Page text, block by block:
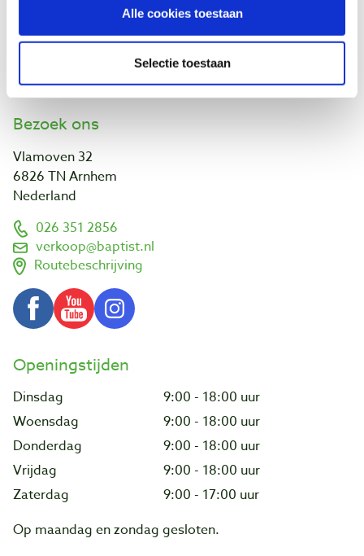
Alle cookies toestaan
Selectie toestaan
Agenda
Werk van klanten
Bezoek ons
Vlamoven 32
6826 TN Arnhem
Nederland
026 351 2856
verkoop@baptist.nl
Routebeschrijving
Openingstijden
Dinsdag
9:00 - 18:00 uur
Woensdag
9:00 - 18:00 uur
Donderdag
9:00 - 18:00 uur
Vrijdag
9:00 - 18:00 uur
Zaterdag
9:00 - 17:00 uur
Op maandag en zondag gesloten.